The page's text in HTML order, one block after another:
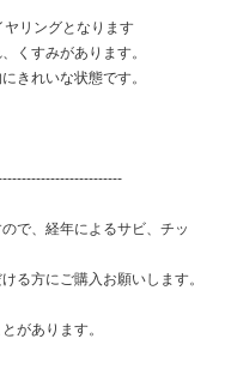
リングとなります
くすみがあります。
きれいな状態です。
で、経年によるサビ、チッ
る方にご購入お願いします。
があります。